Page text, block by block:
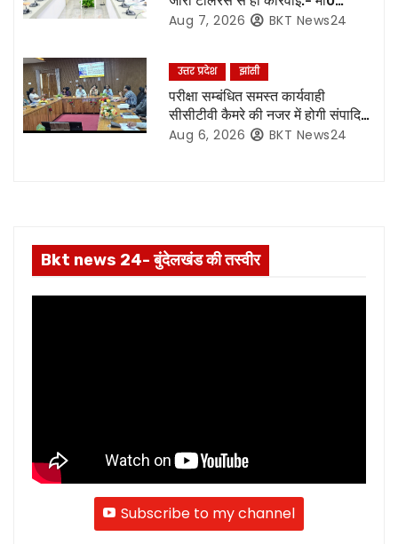
o
n
मुख्यमंत्री जी*
Aug 7, 2026 BKT News24
उत्तर प्रदेश झांसी
परीक्षा सम्बंधित समस्त कार्यवाही
सीसीटीवी कैमरे की नजर में होगी संपादित,
रिकॉर्डिंग भी रहेगी सुरक्षित:- नोडल
Aug 6, 2026 BKT News24
Bkt news 24- बुंदेलखंड की तस्वीर
Subscribe to my channel